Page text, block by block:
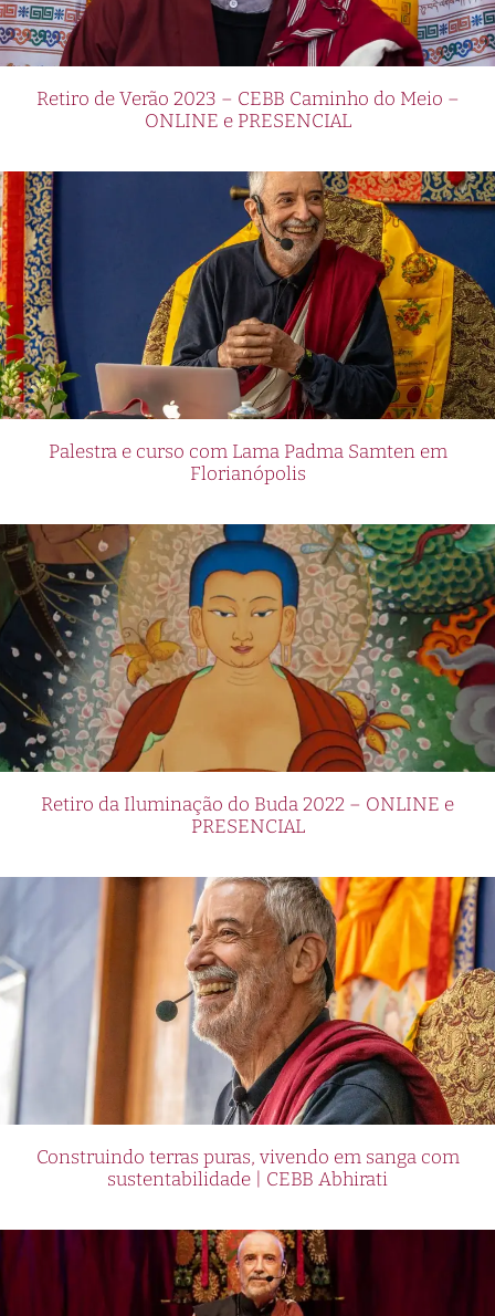
Retiro de Verão 2023 – CEBB Caminho do Meio –
ONLINE e PRESENCIAL
Palestra e curso com Lama Padma Samten em
Florianópolis
Retiro da Iluminação do Buda 2022 – ONLINE e
PRESENCIAL
Construindo terras puras, vivendo em sanga com
sustentabilidade | CEBB Abhirati